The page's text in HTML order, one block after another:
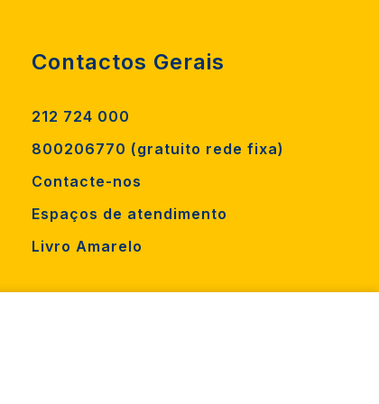
Contactos Gerais
212 724 000
800206770 (gratuito rede fixa)
Contacte-nos
Espaços de atendimento
Livro Amarelo